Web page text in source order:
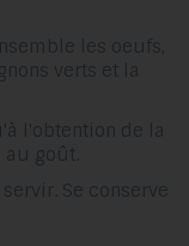
les oeufs,
verts et la
l'obtention de la
goût.
Se conserve